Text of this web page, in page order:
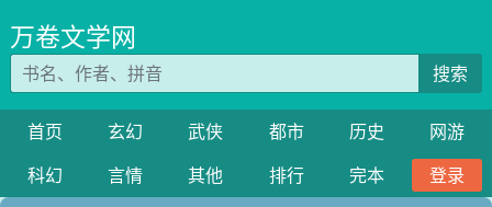
万卷文学网
搜索
首页 玄幻 武侠 都市 历史
网游
科幻
言情 其他 排行 完本
登录